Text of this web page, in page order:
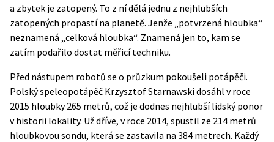
a zbytek je zatopený. To z ní dělá jednu z nejhlubších
zatopených propastí na planetě. Jenže „potvrzená hloubka“
neznamená „celková hloubka“. Znamená jen to, kam se
zatím podařilo dostat měřicí techniku.
Před nástupem robotů se o průzkum pokoušeli potápěči.
Polskýspeleopotápěč Krzysztof Starnawski dosáhl v roce
2015 hloubky 265 metrů, což je dodnes nejhlubší lidský ponor
v historii lokality. Už dříve, v roce 2014, spustil ze 214 metrů
hloubkovou sondu, která se zastavila na 384 metrech. Každý